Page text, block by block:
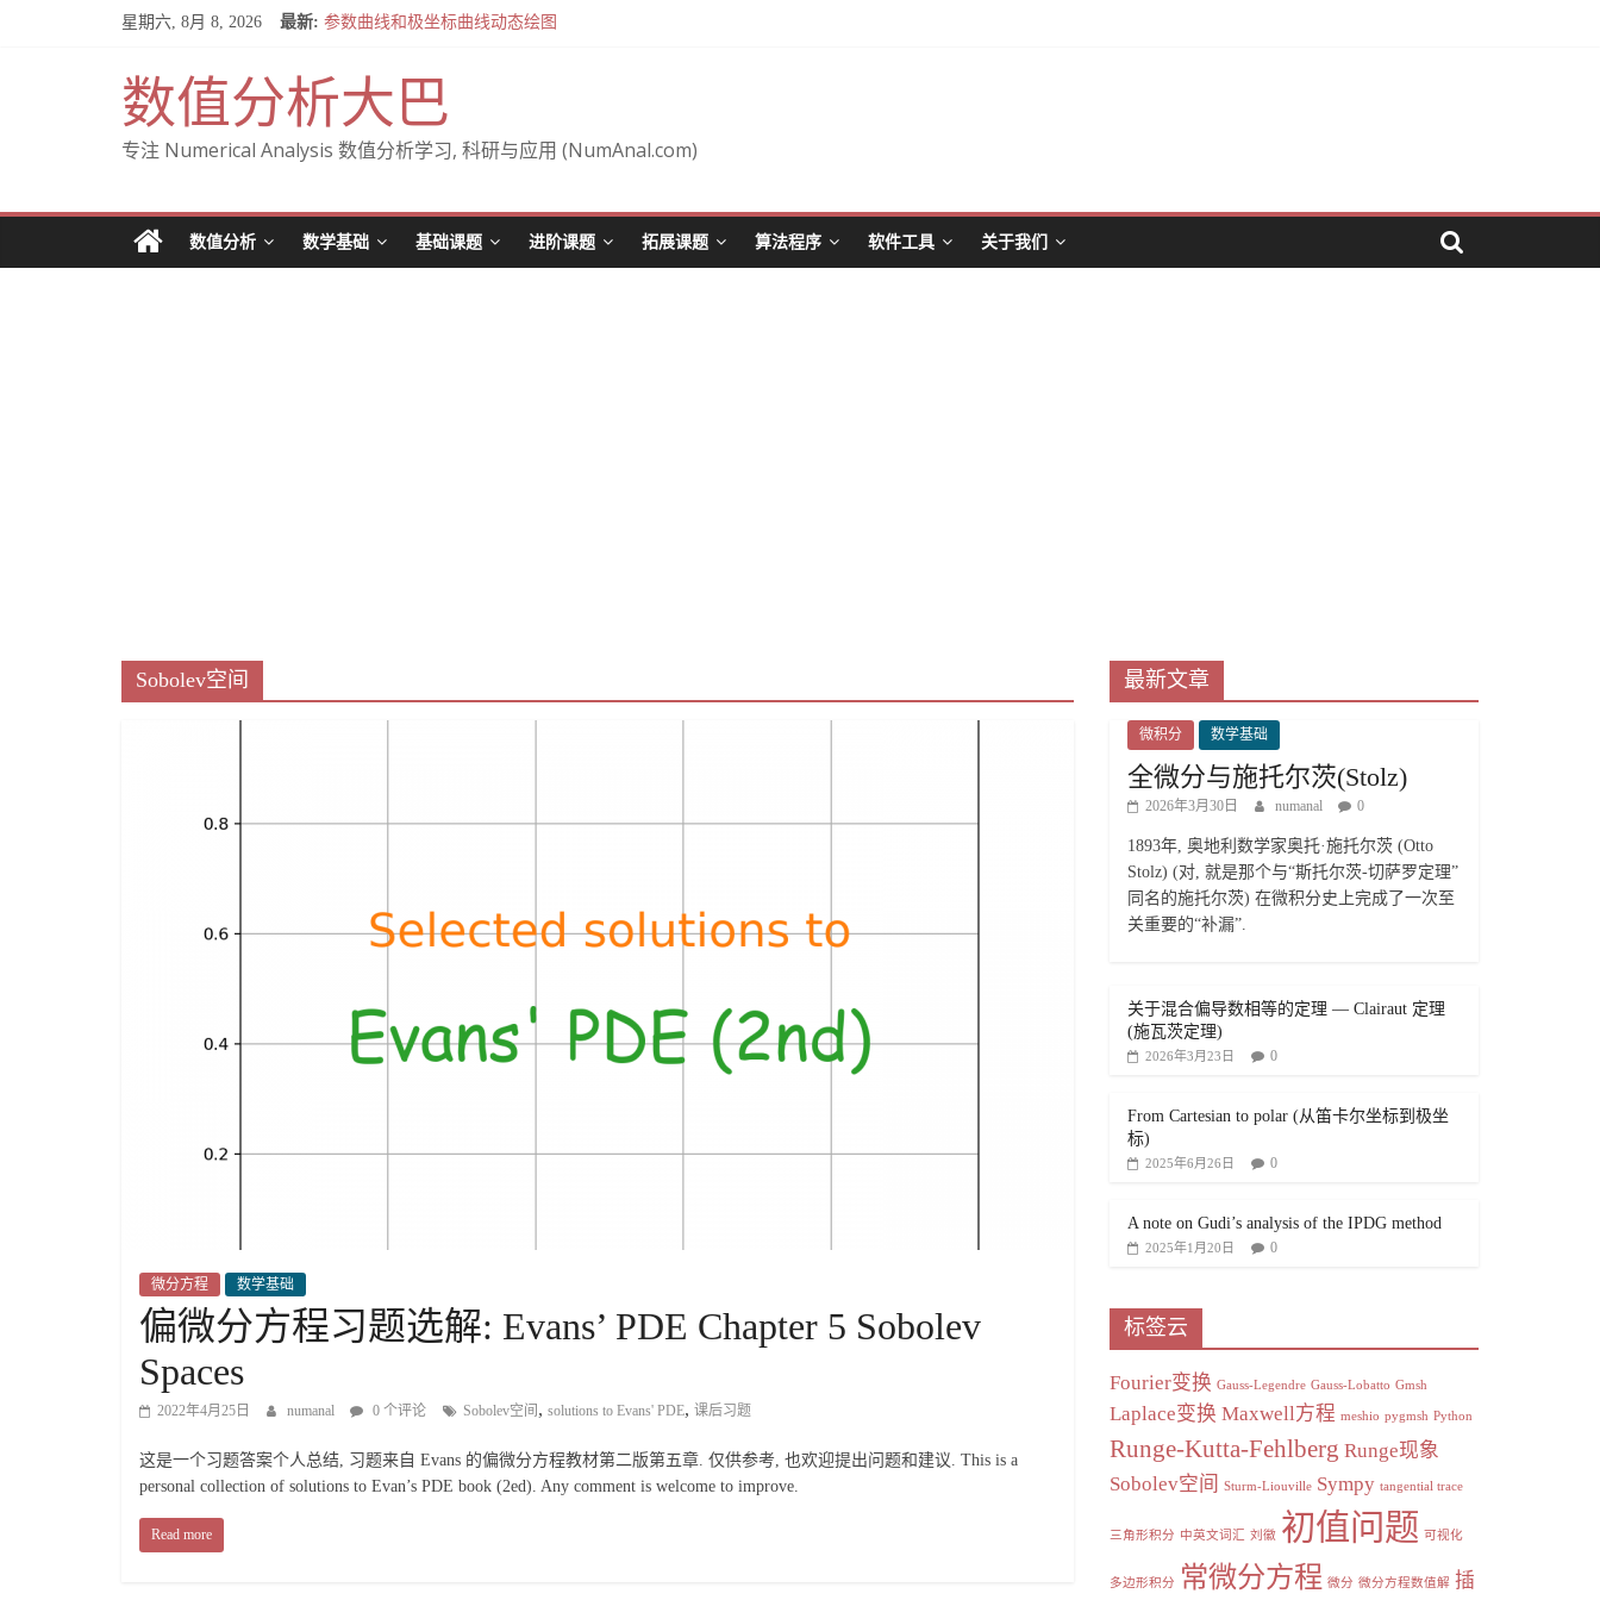
星期六, 8月 8, 2026 最新: 参数曲线和极坐标曲线动态绘图
关于混合偏导数相等的定理 — Clairaut 定理 (施瓦茨定理)
From Cartesian to polar (从笛卡尔坐标到极坐标)
数值分析大巴
专注 Numerical Analysis 数值分析学习, 科研与应用 (NumAnal.com)
数值分析 数学基础 基础课题 进阶课题 拓展课题 算法程序 软件工具 关于我们
Sobolev空间
微分方程 数学基础
偏微分方程习题选解: Evans’ PDE Chapter 5 Sobolev
Spaces
2022年4月25日 numanal 0 个评论 Sobolev空间 , solutions to Evans' PDE, 课后习题
这是一个习题答案个人总结, 习题来自 Evans 的偏微分方程教材第二版第五章. 仅供参考, 也欢迎提出问题和建议. This is a
personal collection of solutions to Evan’s PDE book (2ed). Any comment is welcome to improve.
Read more
最新文章
微积分 数学基础
全微分与施托尔茨(Stolz)
2026年3月30日 numanal 0
1893年, 奥地利数学家奥托·施托尔茨 (Otto
Stolz) (对, 就是那个与“斯托尔茨-切萨罗定理”
同名的施托尔茨) 在微积分史上完成了一次至
关重要的“补漏”.
关于混合偏导数相等的定理 — Clairaut 定理
(施瓦茨定理)
2026年3月23日 0
From Cartesian to polar (从笛卡尔坐标到极坐
标)
2025年6月26日 0
A note on Gudi’s analysis of the IPDG method
2025年1月20日 0
标签云
Fourier变换 Gauss-Legendre Gauss-Lobatto Gmsh
Laplace变换 Maxwell方程 meshio pygmsh Python
Runge-Kutta-Fehlberg Runge现象
Sobolev空间
Sturm-Liouville Sympy tangential trace
三角形积分 中英文词汇 刘徽 初值问题 可视化
多边形积分 常微分方程 微分 微分方程数值解 插